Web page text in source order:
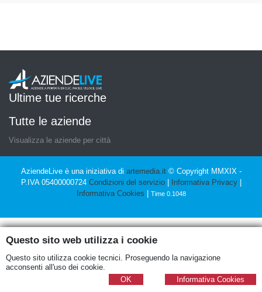
Ultime tue ricerche
Tutte le aziende
Visualizza le aziende per città
AziendeLive è una iniziativa di artemedia.it© Copyright MMXIX -
P.IVA 05400000724 Condizioni del servizio| Informativa Privacy|
Informativa Cookies | Time 0.1048
Questo sito web utilizza i cookie
Questo sito utilizza cookie tecnici. Proseguendo la navigazione
acconsenti all'uso dei cookie.
Informativa Cookies
OK